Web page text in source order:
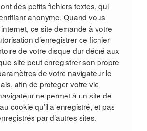
des petits fichiers textes, qui
anonyme. Quand vous
ce site demande à votre
d’enregistrer ce fichier
de votre disque dur dédié aux
site peut enregistrer son propre
de votre navigateur le
afin de protéger votre vie
ne permet à un site de
cookie qu’il a enregistré, et pas
par d’autres sites.